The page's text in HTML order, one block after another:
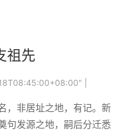
祖先
|
，非居址之地，有记。新
句发源之地，嗣后分迁悉